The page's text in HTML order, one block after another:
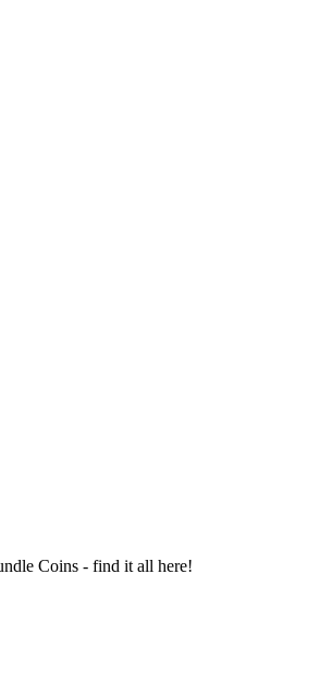
Coins - find it all here!